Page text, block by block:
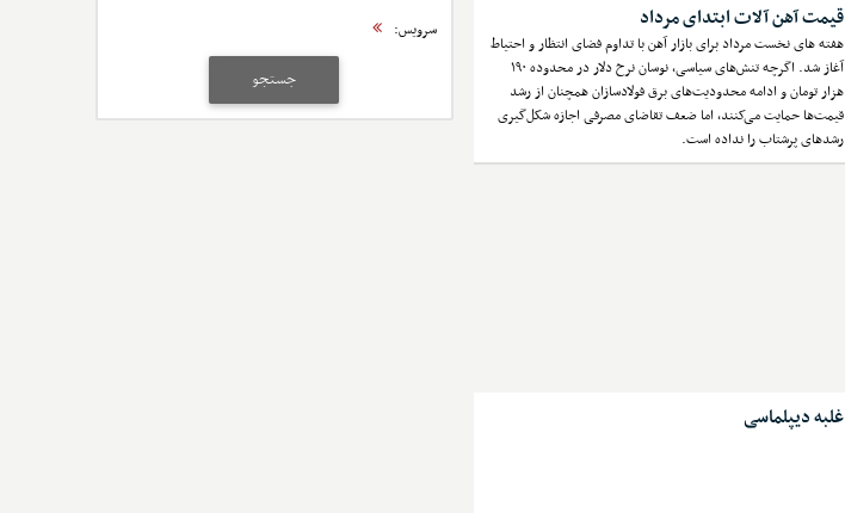
قیمت آهن آلات ابتدای مرداد
هفته های نخست مرداد برای بازار آهن با تداوم فضای انتظار و احتیاط
آغاز شد. اگرچه تنش‌های سیاسی، نوسان نرخ دلار در محدوده ۱۹۰
هزار تومان و ادامه محدودیت‌های برق فولادسازان همچنان از رشد
قیمت‌ها حمایت می‌کنند، اما ضعف تقاضای مصرفی اجازه شکل‌گیری
رشدهای پرشتاب را نداده است.
غلبه دیپلماسی
سرویس:
جستجو